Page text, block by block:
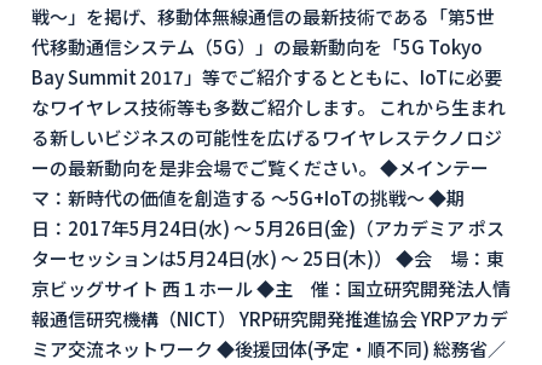
戦〜」を掲げ、移動体無線通信の最新技術である「第5世
代移動通信システム（5G）」の最新動向を「5G Tokyo
Bay Summit 2017」等でご紹介するとともに、IoTに必要
なワイヤレス技術等も多数ご紹介します。 これから生まれ
る新しいビジネスの可能性を広げるワイヤレステクノロジ
ーの最新動向を是非会場でご覧ください。 ◆メインテー
マ：新時代の価値を創造する 〜5G+IoTの挑戦〜 ◆期
日：2017年5月24日(水) ～ 5月26日(金)（アカデミア ポス
ターセッションは5月24日(水) ～ 25日(木)） ◆会 場：東
京ビッグサイト 西１ホール ◆主 催：国立研究開発法人情
報通信研究機構（NICT） YRP研究開発推進協会 YRPアカデ
ミア交流ネットワーク ◆後援団体(予定・順不同) 総務省／